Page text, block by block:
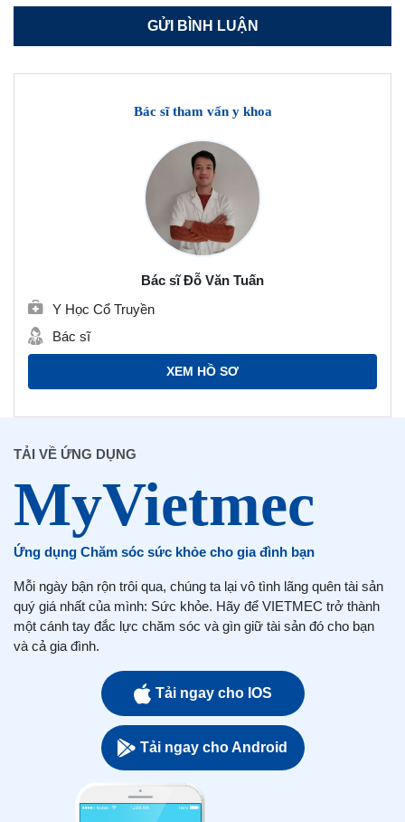
Bác sĩ tham vấn y khoa
Bác sĩ Đỗ Văn Tuấn
Y Học Cổ Truyền
Bác sĩ
XEM HỒ SƠ
TẢI VỀ ỨNG DỤNG
Ứng dụng Chăm sóc sức khỏe cho gia đình bạn
Mỗi ngày bận rộn trôi qua, chúng ta lại vô tình lãng quên tài sản
quý giá nhất của mình: Sức khỏe. Hãy để VIETMEC trở thành
một cánh tay đắc lực chăm sóc và gìn giữ tài sản đó cho bạn
và cả gia đình.
Tải ngay cho IOS
Tải ngay cho Android